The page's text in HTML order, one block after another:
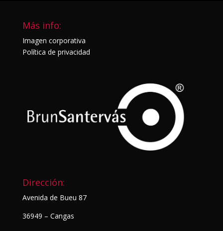
Más info:
Imagen corporativa
Política de privacidad
Dirección:
Avenida de Bueu 87
36949 – Cangas